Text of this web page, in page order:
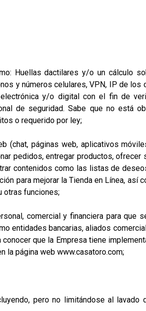
dactilares y/o un cálculo
y números celulares, VPN, IP de
y/o digital con el fin de
de seguridad. Sabe que no
o requerido por ley;
páginas web, aplicativos
pedidos, entregar productos,
contenidos como las listas de
para mejorar la Tienda en Línea,
otras funciones;
comercial y financiera para que
entidades bancarias, aliados
que la Empresa tiene
la página web www.casatoro.com;
pero no limitándose al lavado